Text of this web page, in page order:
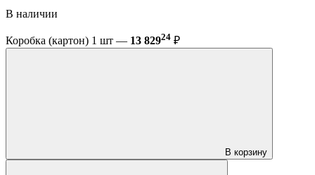
В наличии
Коробка (картон) 1 шт — 13 82924 ₽
В корзину